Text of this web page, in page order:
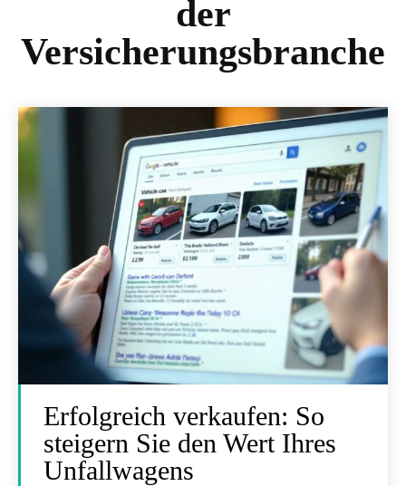
der
Versicherungsbranche
Erfolgreich verkaufen: So
steigern Sie den Wert Ihres
Unfallwagens